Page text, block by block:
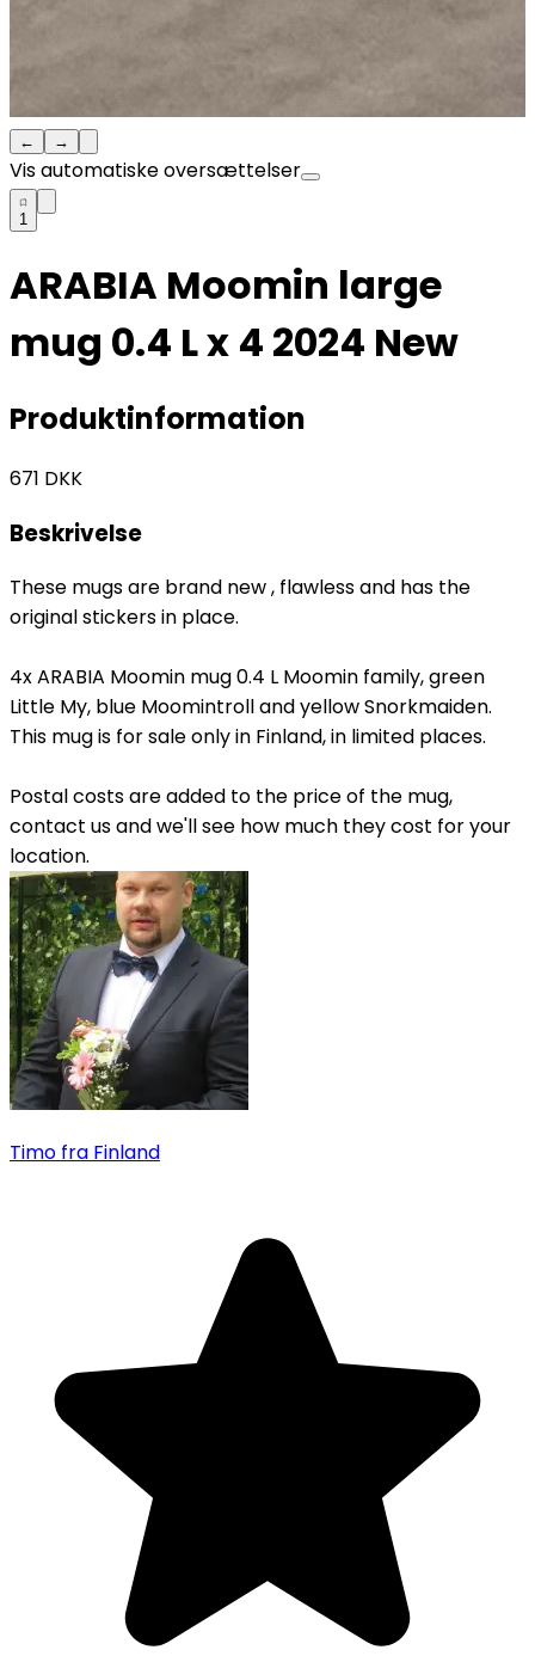
← →
Vis automatiske oversættelser
1
ARABIA Moomin large
mug 0.4 L x 4 2024 New
Produktinformation
671 DKK
Beskrivelse
These mugs are brand new , flawless and has the
original stickers in place.
4x ARABIA Moomin mug 0.4 L Moomin family, green
Little My, blue Moomintroll and yellow Snorkmaiden.
This mug is for sale only in Finland, in limited places.
Postal costs are added to the price of the mug,
contact us and we'll see how much they cost for your
location.
Timo fra Finland